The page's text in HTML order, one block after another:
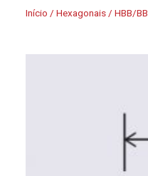
Início / Hexagonais / HBB/BB